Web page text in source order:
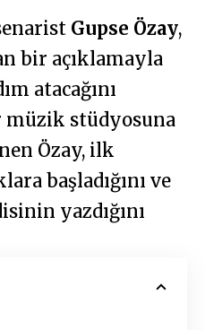
Gupse Özay,
bir açıklamayla
atacağını
müzik stüdyosuna
Özay, ilk
başladığını ve
yazdığını